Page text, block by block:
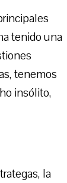
tenido una
tenemos
insólito,
la